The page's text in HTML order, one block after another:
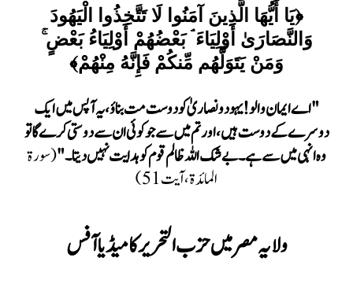
﴿يَا أَيُّهَا الَّذِينَ آمَنُوا لَا تَتَّخِذُوا الْيَهُودَ
وَالنَّصَارَىٰ أَوْلِيَاءَ ۘ بَعْضُهُمْ أَوْلِيَاءُ بَعْضٍ ۚ
وَمَنْ يَتَوَلَّهُم مِّنكُمْ فَإِنَّهُ مِنْهُمْ﴾
"اے ایمان والو! یہود و نصاریٰ کو دوست مت بناؤ، یہ آپس میں ایک
دوسرے کے دوست ہیں، اور تم میں سے جو کوئی ان سے دوستی کرے گا تو
وہ انہی میں سے ہے۔ بے شک اللہ ظالم قوم کو ہدایت نہیں دیتا۔"(سورة
المائدة، آیت 51)
ولایہ مصر میں حزب التحریر کا میڈیا آفس